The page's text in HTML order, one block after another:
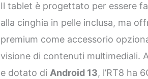
Il tablet è progettato per essere
alla cinghia in pelle inclusa, ma
premium come accessorio
visione di contenuti multimediali.
e dotato diAndroid 13, l’RT8 ha